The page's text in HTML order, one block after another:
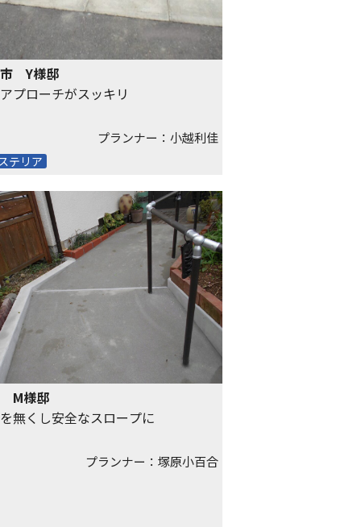
Y様邸
プローチがスッキリ
プランナー：小越利佳
テリア
M様邸
無くし安全なスロープに
プランナー：塚原小百合